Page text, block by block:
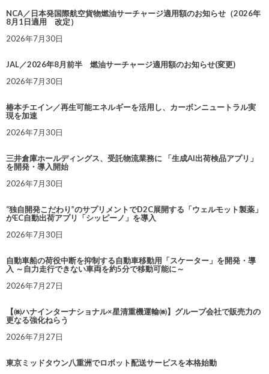
NCA／日本発国際航空貨物燃油サーチャージ適用額のお知らせ（2026年
8月1日適用 改定）
2026年7月30日
JAL／2026年8月前半 燃油サーチャージ適用額のお知らせ(変更)
2026年7月30日
椿本チエイン／再生可能エネルギーを活用し、カーボンニュートラル実
現を加速
2026年7月30日
三井倉庫ホールディングス、受託物流業務に 「生成AI出荷検品アプリ」
を開発・導入開始
2026年7月30日
“独自開発こだわり”のサプリメントでD2C展開する「ウェルモット製薬」
がEC自動出荷アプリ「シッピーノ」を導入
2026年7月30日
自動車船の荷役中断を抑制する自動車移動用「スケーター」を開発・導
入 ～自力走行できない車両を約5分で移動可能に～
2026年7月27日
【㈱ハナインターナショナル×星清重機運輸㈱】グループ会社で販売力の
更なる強化ねらう
2026年7月27日
東京ミッドタウン八重洲でロボット配送サービスを本格始動